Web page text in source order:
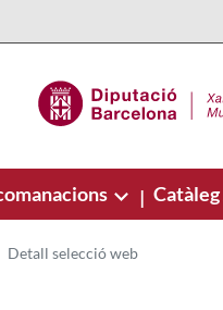
|
Detall selecció web